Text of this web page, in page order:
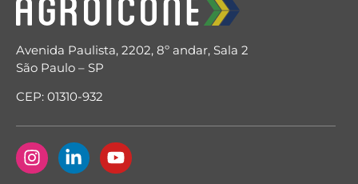
Avenida Paulista, 2202, 8º andar, Sala 2
São Paulo – SP
CEP: 01310-932